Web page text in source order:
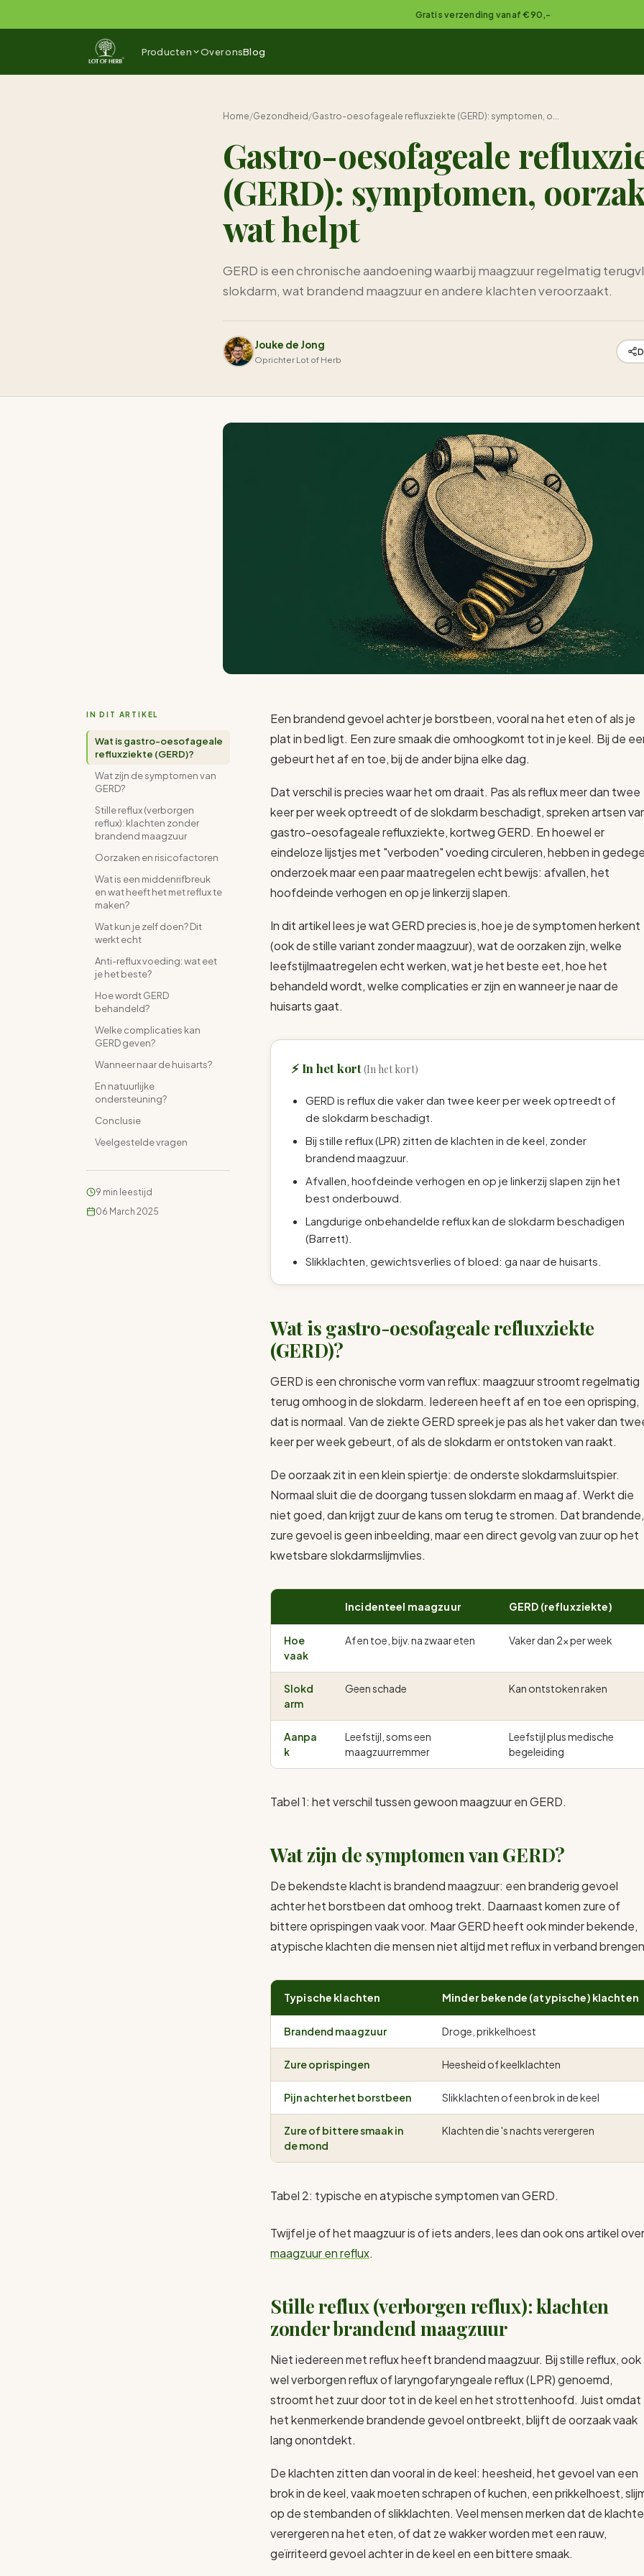
Gratis verzending vanaf €90,-
Producten Over onsBlog
Home/Gezondheid /Gastro-oesofageale refluxziekte (GERD): symptomen, o...
Gastro-oesofageale
(GERD): symptomen,
wat helpt
GERD is een chronische aandoening waarbij maagzuur regelmatig
slokdarm, wat brandend maagzuur en andere klachten veroorzaakt.
Jouke de Jong
Oprichter Lot of Herb
IN DIT ARTIKEL
Wat is gastro-oesofageale
refluxziekte (GERD)?
Wat zijn de symptomen van
GERD?
Stille reflux (verborgen
reflux): klachten zonder
brandend maagzuur
Oorzaken en risicofactoren
Wat is een middenrifbreuk
en wat heeft het met reflux te
maken?
Wat kun je zelf doen? Dit
werkt echt
Anti-reflux voeding: wat eet
je het beste?
Hoe wordt GERD
behandeld?
Welke complicaties kan
GERD geven?
Wanneer naar de huisarts?
En natuurlijke
ondersteuning?
Conclusie
Veelgestelde vragen
9 min leestijd
06 March 2025
Een brandend gevoel achter je borstbeen, vooral na het eten of als je
plat in bed ligt. Een zure smaak die omhoogkomt tot in je keel. Bij de
gebeurt het af en toe, bij de ander bijna elke dag.
Dat verschil is precies waar het om draait. Pas als reflux meer dan twee
keer per week optreedt of de slokdarm beschadigt, spreken artsen
gastro-oesofageale refluxziekte, kortweg GERD. En hoewel er
eindeloze lijstjes met "verboden" voeding circuleren, hebben in
onderzoek maar een paar maatregelen echt bewijs: afvallen, het
hoofdeinde verhogen en op je linkerzij slapen.
In dit artikel lees je wat GERD precies is, hoe je de symptomen herkent
(ook de stille variant zonder maagzuur), wat de oorzaken zijn, welke
leefstijlmaatregelen echt werken, wat je het beste eet, hoe het
behandeld wordt, welke complicaties er zijn en wanneer je naar de
huisarts gaat.
In het kort
GERD is reflux die vaker dan twee keer per week optreedt of
de slokdarm beschadigt.
Bij stille reflux (LPR) zitten de klachten in de keel, zonder
brandend maagzuur.
Afvallen, hoofdeinde verhogen en op je linkerzij slapen zijn het
best onderbouwd.
Langdurige onbehandelde reflux kan de slokdarm beschadigen
(Barrett).
Slikklachten, gewichtsverlies of bloed: ga naar de huisarts.
Wat is gastro-oesofageale refluxziekte
(GERD)?
GERD is een chronische vorm van reflux: maagzuur stroomt regelmatig
terug omhoog in de slokdarm. Iedereen heeft af en toe een oprisping,
dat is normaal. Van de ziekte GERD spreek je pas als het vaker dan
keer per week gebeurt, of als de slokdarm er ontstoken van raakt.
De oorzaak zit in een klein spiertje: de onderste slokdarmsluitspier.
Normaal sluit die de doorgang tussen slokdarm en maag af. Werkt die
niet goed, dan krijgt zuur de kans om terug te stromen. Dat brandende,
zure gevoel is geen inbeelding, maar een direct gevolg van zuur op het
kwetsbare slokdarmslijmvlies.
Incidenteel maagzuur GERD (refluxziekte)
Hoe
vaak
Af en toe, bijv. na zwaar eten Vaker dan 2x per week
Slokd
arm
Geen schade Kan ontstoken raken
Aanpa
k
Leefstijl, soms een
maagzuurremmer
Leefstijl plus medische
begeleiding
Tabel 1: het verschil tussen gewoon maagzuur en GERD.
Wat zijn de symptomen van GERD?
De bekendste klacht is brandend maagzuur: een branderig gevoel
achter het borstbeen dat omhoog trekt. Daarnaast komen zure of
bittere oprispingen vaak voor. Maar GERD heeft ook minder bekende,
atypische klachten die mensen niet altijd met reflux in verband
Typische klachten Minder bekende (atypische) klachten
Brandend maagzuur Droge, prikkelhoest
Zure oprispingen Heesheid of keelklachten
Pijn achter het borstbeen Slikklachten of een brok in de keel
Zure of bittere smaak in
de mond
Klachten die 's nachts verergeren
Tabel 2: typische en atypische symptomen van GERD.
Twijfel je of het maagzuur is of iets anders, lees dan ook ons artikel over
maagzuur en reflux.
Stille reflux (verborgen reflux): klachten
zonder brandend maagzuur
Niet iedereen met reflux heeft brandend maagzuur. Bij stille reflux, ook
wel verborgen reflux of laryngofaryngeale reflux (LPR) genoemd,
stroomt het zuur door tot in de keel en het strottenhoofd. Juist omdat
het kenmerkende brandende gevoel ontbreekt, blijft de oorzaak vaak
lang onontdekt.
De klachten zitten dan vooral in de keel: heesheid, het gevoel van een
brok in de keel, vaak moeten schrapen of kuchen, een prikkelhoest,
op de stembanden of slikklachten. Veel mensen merken dat de
verergeren na het eten, of dat ze wakker worden met een rauw,
geïrriteerd gevoel achter in de keel en een bittere smaak.